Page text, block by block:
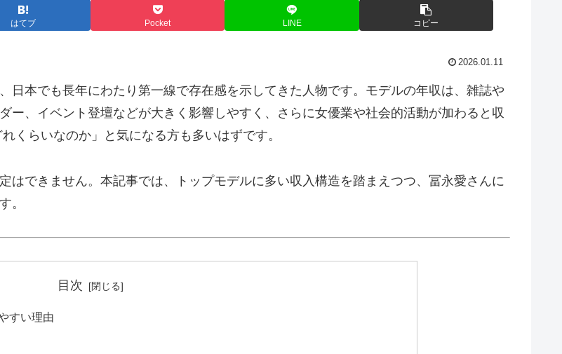
はてブ Pocket LINE コピー
2026.01.11
日本でも長年にわたり第一線で存在感を示してきた人物です。モデルの年収は、雑誌や
ー、イベント登壇などが大きく影響しやすく、さらに女優業や社会的活動が加わると収
くらいなのか」と気になる方も多いはずです。
はできません。本記事では、トップモデルに多い収入構造を踏まえつつ、冨永愛さんに
。
目次
すい理由